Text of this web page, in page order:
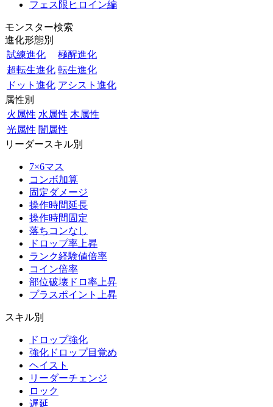
フェス限ヒロイン編
モンスター検索
進化形態別
試練進化
極醒進化
超転生進化 転生進化
ドット進化 アシスト進化
属性別
火属性 水属性 木属性
光属性 闇属性
リーダースキル別
7×6マス
コンボ加算
固定ダメージ
操作時間延長
操作時間固定
落ちコンなし
ドロップ率上昇
ランク経験値倍率
コイン倍率
部位破壊ドロ率上昇
プラスポイント上昇
スキル別
ドロップ強化
強化ドロップ目覚め
ヘイスト
リーダーチェンジ
ロック
遅延